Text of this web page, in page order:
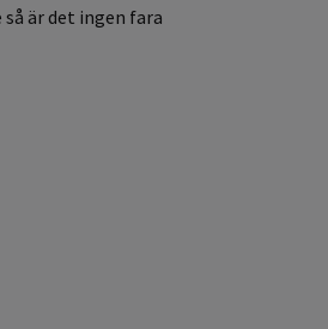
är det ingen fara